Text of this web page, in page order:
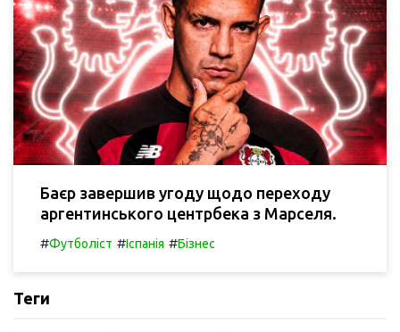
Баєр завершив угоду щодо переходу
аргентинського центрбека з Марселя.
#Футболіст #Іспанія #Бізнес
Теги